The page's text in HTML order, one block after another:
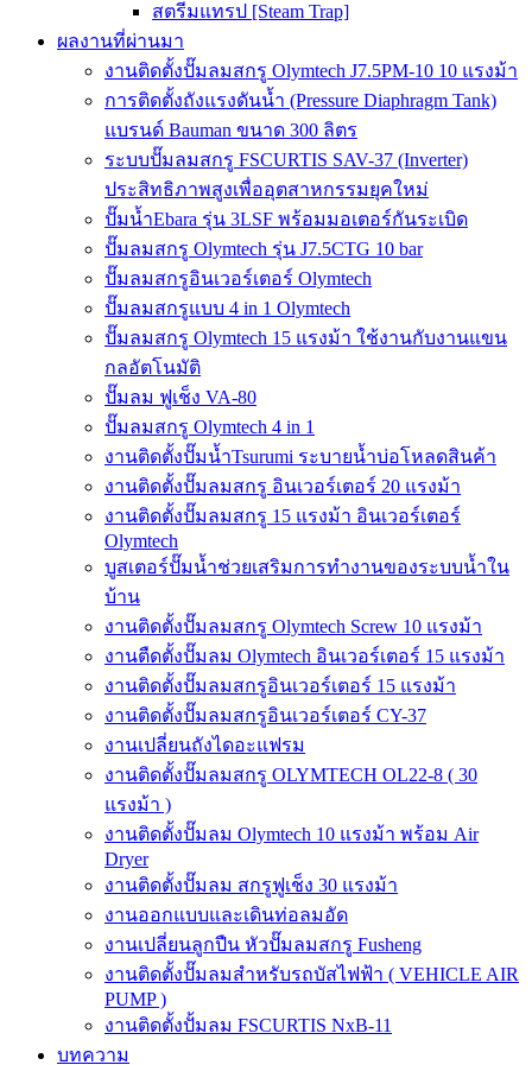
สตรีมแทรป [Steam Trap]
ผลงานที่ผ่านมา
งานติดตั้งปั๊มลมสกรู Olymtech J7.5PM-10 10 แรงม้า
การติดตั้งถังแรงดันน้ำ (Pressure Diaphragm Tank)
แบรนด์ Bauman ขนาด 300 ลิตร
ระบบปั๊มลมสกรู FSCURTIS SAV-37 (Inverter)
ประสิทธิภาพสูงเพื่ออุตสาหกรรมยุคใหม่
ปั๊มน้ำEbara รุ่น 3LSF พร้อมมอเตอร์กันระเบิด
ปั๊มลมสกรู Olymtech รุ่น J7.5CTG 10 bar
ปั๊มลมสกรูอินเวอร์เตอร์ Olymtech
ปั๊มลมสกรูแบบ 4 in 1 Olymtech
ปั๊มลมสกรู Olymtech 15 แรงม้า ใช้งานกับงานแขน
กลอัตโนมัติ
ปั๊มลม ฟูเช็ง VA-80
ปั๊มลมสกรู Olymtech 4 in 1
งานติดตั้งปั๊มน้ำTsurumi ระบายน้ำบ่อโหลดสินค้า
งานติดตั้งปั๊มลมสกรู อินเวอร์เตอร์ 20 แรงม้า
งานติดตั้งปั๊มลมสกรู 15 แรงม้า อินเวอร์เตอร์
Olymtech
บูสเตอร์ปั๊มน้ำช่วยเสริมการทำงานของระบบน้ำใน
บ้าน
งานติดตั้งปั๊มลมสกรู Olymtech Screw 10 แรงม้า
งานตืดตั้งปั๊มลม Olymtech อินเวอร์เตอร์ 15 แรงม้า
งานติดตั้งปั๊มลมสกรูอินเวอร์เตอร์ 15 แรงม้า
งานติดตั้งปั๊มลมสกรูอินเวอร์เตอร์ CY-37
งานเปลี่ยนถังไดอะแฟรม
งานติดตั้งปั๊มลมสกรู OLYMTECH OL22-8 ( 30
แรงม้า )
งานติดตั้งปั๊มลม Olymtech 10 แรงม้า พร้อม Air
Dryer
งานติดตั้งปั๊มลม สกรูฟูเช็ง 30 แรงม้า
งานออกแบบและเดินท่อลมอัด
งานเปลี่ยนลูกปืน หัวปั๊มลมสกรู Fusheng
งานติดตั้งปั๊มลมสำหรับรถบัสไฟฟ้า ( VEHICLE AIR
PUMP )
งานติดตั้งปั้มลม FSCURTIS NxB-11
บทความ